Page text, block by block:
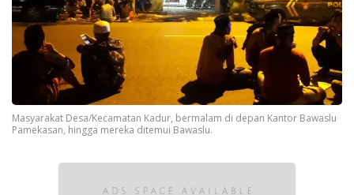
Masyarakat Desa/Kecamatan Kadur, bermalam di depan Kantor Bawaslu
Pamekasan, hingga mereka ditemui Bawaslu.